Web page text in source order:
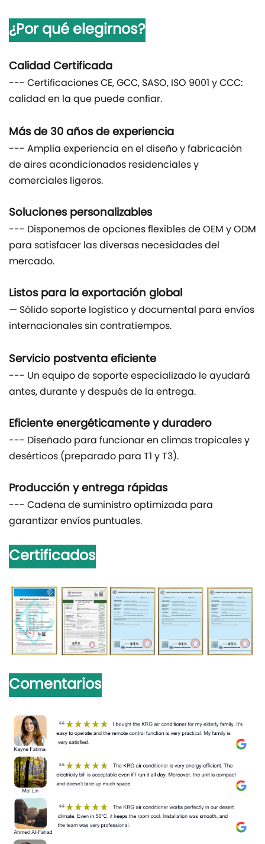
¿Por qué elegirnos?
Calidad Certificada
--- Certificaciones CE, GCC, SASO, ISO 9001 y CCC:
calidad en la que puede confiar.
Más de 30 años de experiencia
--- Amplia experiencia en el diseño y fabricación
de aires acondicionados residenciales y
comerciales ligeros.
Soluciones personalizables
--- Disponemos de opciones flexibles de OEM y ODM
para satisfacer las diversas necesidades del
mercado.
Listos para la exportación global
— Sólido soporte logístico y documental para envíos
internacionales sin contratiempos.
Servicio postventa eficiente
--- Un equipo de soporte especializado le ayudará
antes, durante y después de la entrega.
Eficiente energéticamente y duradero
--- Diseñado para funcionar en climas tropicales y
desérticos (preparado para T1 y T3).
Producción y entrega rápidas
--- Cadena de suministro optimizada para
garantizar envíos puntuales.
Certificados
Comentarios